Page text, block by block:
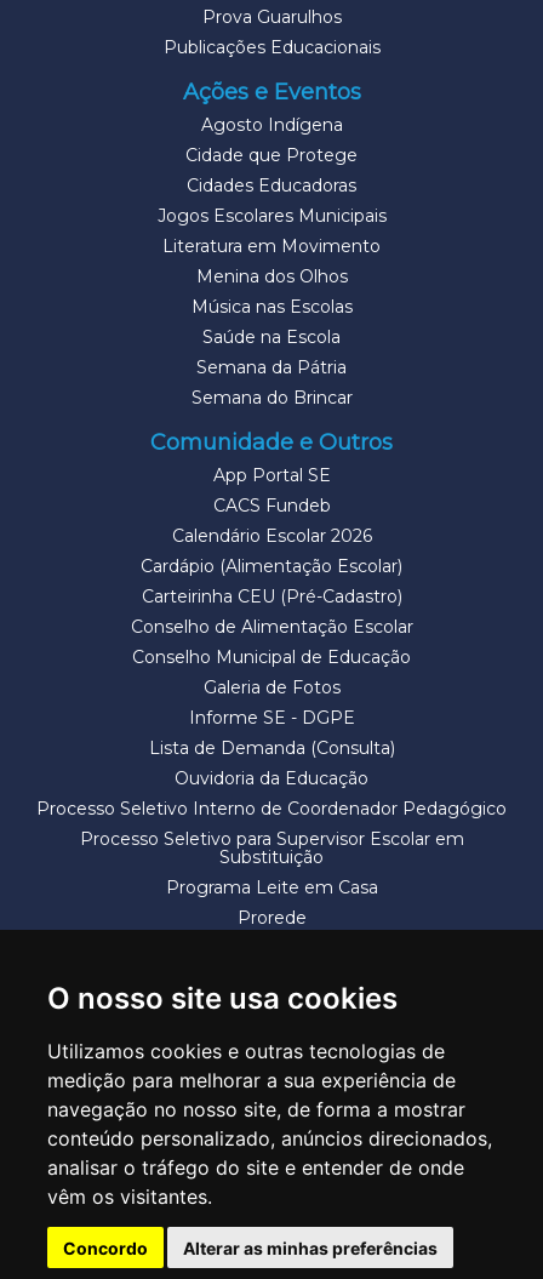
O nosso site usa cookies
Utilizamos cookies e outras tecnologias de
medição para melhorar a sua experiência de
navegação no nosso site, de forma a mostrar
conteúdo personalizado, anúncios direcionados,
analisar o tráfego do site e entender de onde
vêm os visitantes.
Concordo Alterar as minhas preferências
Prova Guarulhos
Publicações Educacionais
Ações e Eventos
Agosto Indígena
Cidade que Protege
Cidades Educadoras
Jogos Escolares Municipais
Literatura em Movimento
Menina dos Olhos
Música nas Escolas
Saúde na Escola
Semana da Pátria
Semana do Brincar
Comunidade e Outros
App Portal SE
CACS Fundeb
Calendário Escolar 2026
Cardápio (Alimentação Escolar)
Carteirinha CEU (Pré-Cadastro)
Conselho de Alimentação Escolar
Conselho Municipal de Educação
Galeria de Fotos
Informe SE - DGPE
Lista de Demanda (Consulta)
Ouvidoria da Educação
Processo Seletivo Interno de Coordenador Pedagógico
Processo Seletivo para Supervisor Escolar em
Substituição
Programa Leite em Casa
Prorede
SECRETARIA DE EDUCAÇÃO
Rua Claudino Barbosa, 313 - Macedo - Guarulhos/SP CEP 07113-040
Central de Atendimento: *55 11 2475-7300